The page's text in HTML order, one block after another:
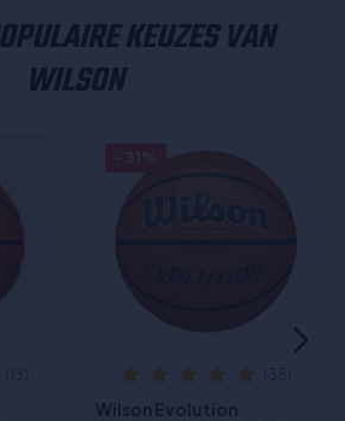
KEUZES VAN
WILSON
Wilson Evolution